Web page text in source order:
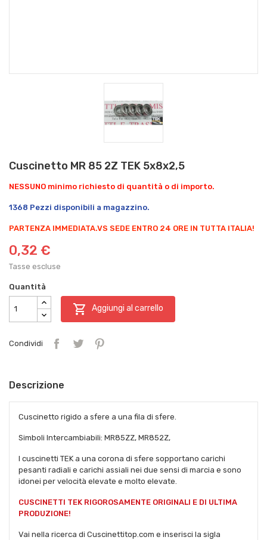
Cuscinetto MR 85 2Z TEK 5x8x2,5
NESSUNO minimo richiesto di quantità o di importo.
1368 Pezzi disponibili a magazzino.
PARTENZA IMMEDIATA.VS SEDE ENTRO 24 ORE IN TUTTA ITALIA!
0,32 €
Tasse escluse
Quantità
 Aggiungi al carrello
Condividi
Descrizione
Cuscinetto rigido a sfere a una fila di sfere.
Simboli Intercambiabili: MR85ZZ, MR852Z,
I cuscinetti TEK a una corona di sfere sopportano carichi
pesanti radiali e carichi assiali nei due sensi di marcia e sono
idonei per velocità elevate e molto elevate.
CUSCINETTI TEK RIGOROSAMENTE ORIGINALI E DI ULTIMA
PRODUZIONE!
Vai nella ricerca di Cuscinettitop.com e inserisci la sigla